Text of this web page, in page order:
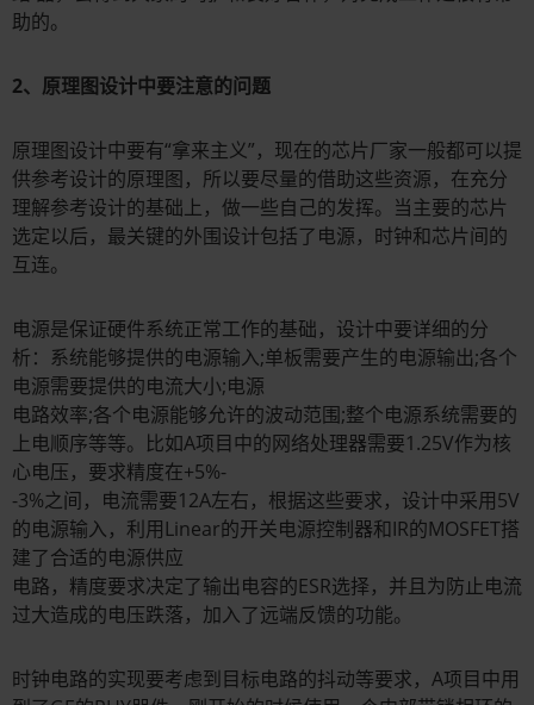
助的。
2、原理图设计中要注意的问题
原理图设计中要有“拿来主义”，现在的芯片厂家一般都可以提
供参考设计的原理图，所以要尽量的借助这些资源，在充分
理解参考设计的基础上，做一些自己的发挥。当主要的芯片
选定以后，最关键的外围设计包括了电源，时钟和芯片间的
互连。
电源是保证硬件系统正常工作的基础，设计中要详细的分
析：系统能够提供的电源输入;单板需要产生的电源输出;各个
电源需要提供的电流大小;电源
电路效率;各个电源能够允许的波动范围;整个电源系统需要的
上电顺序等等。比如A项目中的网络处理器需要1.25V作为核
心电压，要求精度在+5%-
-3%之间，电流需要12A左右，根据这些要求，设计中采用5V
的电源输入，利用Linear的开关电源控制器和IR的MOSFET搭
建了合适的电源供应
电路，精度要求决定了输出电容的ESR选择，并且为防止电流
过大造成的电压跌落，加入了远端反馈的功能。
时钟电路的实现要考虑到目标电路的抖动等要求，A项目中用